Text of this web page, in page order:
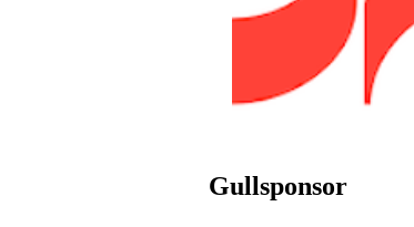
Gullsponsor